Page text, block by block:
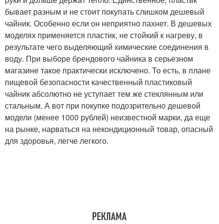
бывает разным и не стоит покупать слишком дешевый
чайник. Особенно если он неприятно пахнет. В дешевых
моделях применяется пластик, не стойкий к нагреву, в
результате чего выделяющий химические соединения в
воду. При выборе брендового чайника в серьезном
магазине такое практически исключено. То есть, в плане
пищевой безопасности качественный пластиковый
чайник абсолютно не уступает тем же стеклянным или
стальным. А вот при покупке подозрительно дешевой
модели (менее 1000 рублей) неизвестной марки, да еще
на рынке, нарваться на некондиционный товар, опасный
для здоровья, легче легкого.